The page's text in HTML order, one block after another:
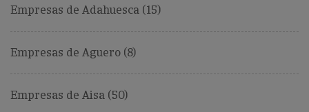
Empresas de Adahuesca (15)
Empresas de Aguero (8)
Empresas de Aisa (50)